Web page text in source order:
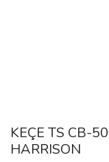
KEÇE TS CB-
HARRISON